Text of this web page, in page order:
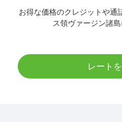
お得な価格のクレジットや通
ス領ヴァージン諸
レート